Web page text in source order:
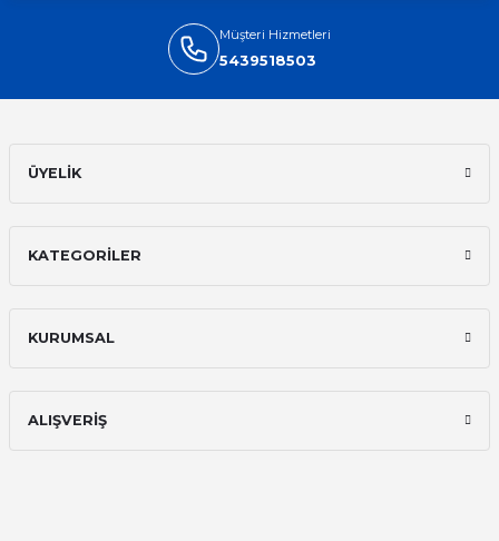
Müşteri Hizmetleri
5439518503
ÜYELİK
KATEGORİLER
KURUMSAL
ALIŞVERİŞ